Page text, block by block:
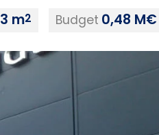
m2 Budget 0,48 M€